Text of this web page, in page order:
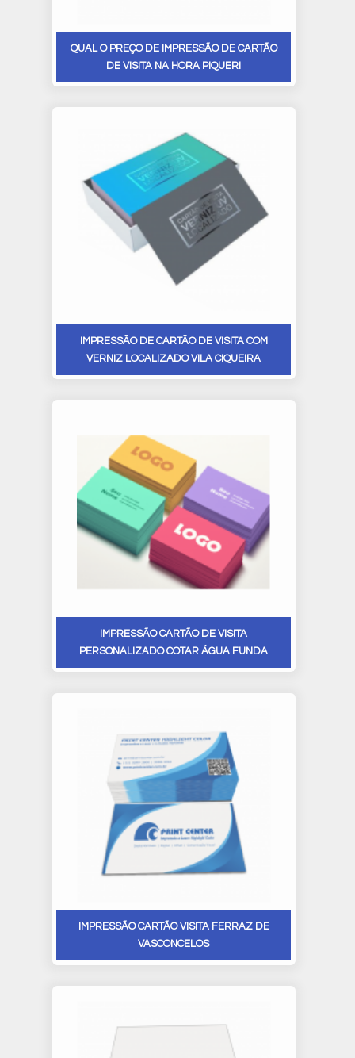
QUAL O PREÇO DE IMPRESSÃO DE CARTÃO
DE VISITA NA HORA PIQUERI
IMPRESSÃO DE CARTÃO DE VISITA COM
VERNIZ LOCALIZADO VILA CIQUEIRA
IMPRESSÃO CARTÃO DE VISITA
PERSONALIZADO COTAR ÁGUA FUNDA
IMPRESSÃO CARTÃO VISITA FERRAZ DE
VASCONCELOS